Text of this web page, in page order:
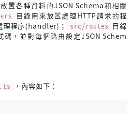
置各種資料的JSON Schema和相關
目錄用來放置處理HTTP請求的程
理程序(handler)；
src/routes 目錄
碼，並對每個路由設定JSON Schem
，內容如下：